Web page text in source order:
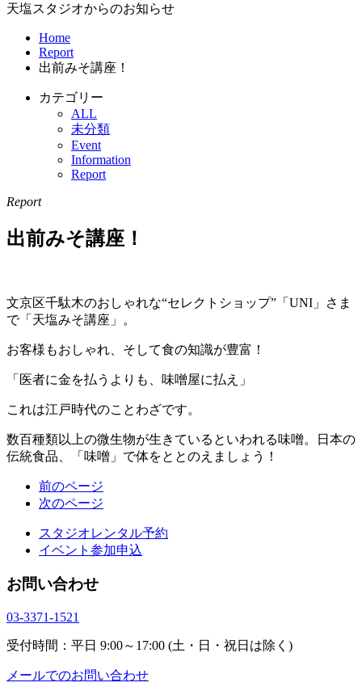
天塩スタジオからのお知らせ
Home
Report
出前みそ講座！
カテゴリー
ALL
未分類
Event
Information
Report
Report
出前みそ講座！
文京区千駄木のおしゃれな“セレクトショップ”「UNI」さま
で「天塩みそ講座」。
お客様もおしゃれ、そして食の知識が豊富！
「医者に金を払うよりも、味噌屋に払え」
これは江戸時代のことわざです。
数百種類以上の微生物が生きているといわれる味噌。日本の
伝統食品、「味噌」で体をととのえましょう！
前のページ
次のページ
スタジオレンタル予約
イベント参加申込
お問い合わせ
03-3371-1521
受付時間：平日 9:00～17:00 (土・日・祝日は除く)
メールでのお問い合わせ